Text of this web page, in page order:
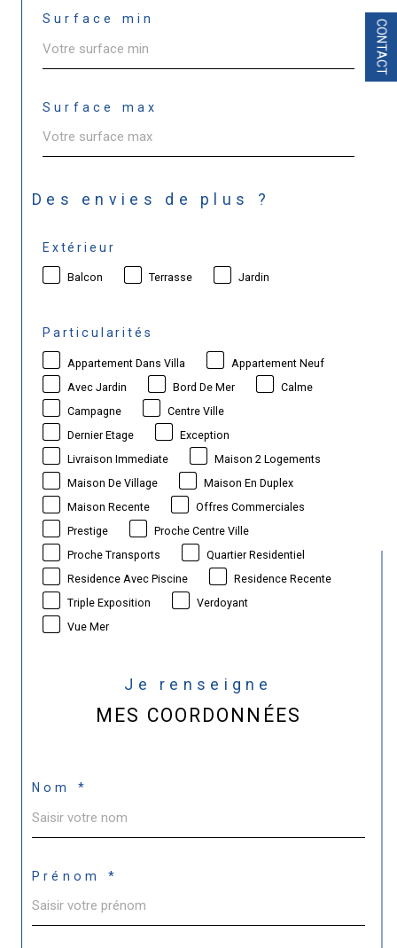
CONTACT
Surface min
Surface max
Des envies de plus ?
Extérieur
Balcon Terrasse Jardin
Particularités
Appartement Dans Villa
Appartement Neuf
Avec Jardin
Bord De Mer
Calme
Campagne
Centre Ville
Dernier Etage
Exception
Livraison Immediate
Maison 2 Logements
Maison De Village
Maison En Duplex
Maison Recente
Offres Commerciales
Prestige
Proche Centre Ville
Proche Transports
Quartier Residentiel
Residence Avec Piscine
Residence Recente
Triple Exposition
Verdoyant
Vue Mer
Je renseigne
MES COORDONNÉES
Nom *
Prénom *